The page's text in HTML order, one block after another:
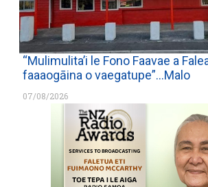
“Mulimulita’i le Fono Faavae a
faaaogāina o vaegatupe”…Malo
07/08/2026